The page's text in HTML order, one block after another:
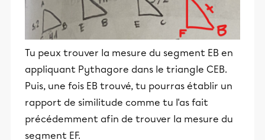
Tu peux trouver la mesure du segment EB en
appliquant Pythagore dans le triangle CEB.
Puis, une fois EB trouvé, tu pourras établir un
rapport de similitude comme tu l'as fait
précédemment afin de trouver la mesure du
segment EF.